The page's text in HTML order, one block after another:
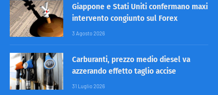
Giappone e Stati Uniti confermano maxi
intervento congiunto sul Forex
3 Agosto 2026
Carburanti, prezzo medio diesel va
azzerando effetto taglio accise
31 Luglio 2026